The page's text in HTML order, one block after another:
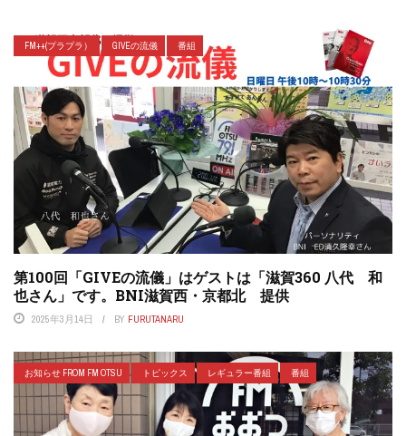
FM++(プラプラ） GIVEの流儀 番組
第100回「GIVEの流儀」はゲストは「滋賀360 八代 和
也さん」です。BNI滋賀西・京都北 提供
2025年3月14日 BY FURUTANARU
お知らせ FROM FM OTSU トピックス レギュラー番組 番組